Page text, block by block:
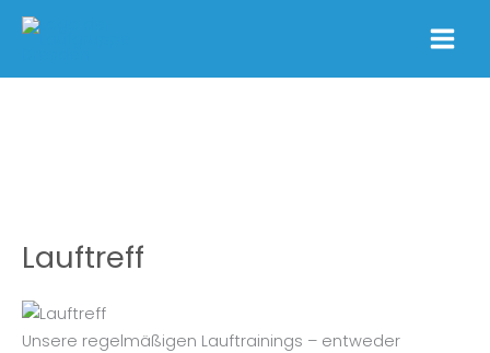
Zum
Inhalt
Lauftreff
Unsere regelmäßigen Lauftrainings – entweder